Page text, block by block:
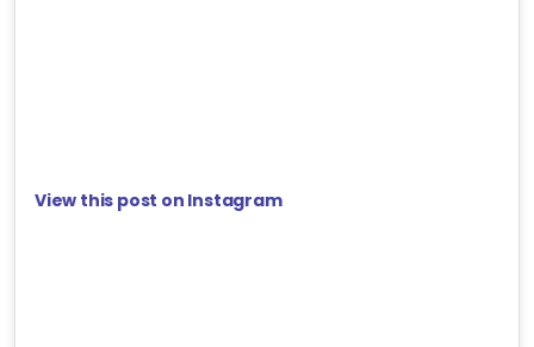
View this post on Instagram